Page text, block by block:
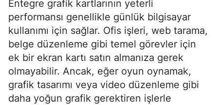
Entegre grafik kartlarının yeterli
performansı genellikle günlük bilgisayar
kullanımı için sağlar. Ofis işleri, web tarama,
belge düzenleme gibi temel görevler için
ek bir ekran kartı satın almanıza gerek
olmayabilir. Ancak, eğer oyun oynamak,
grafik tasarımı veya video düzenleme gibi
daha yoğun grafik gerektiren işlerle